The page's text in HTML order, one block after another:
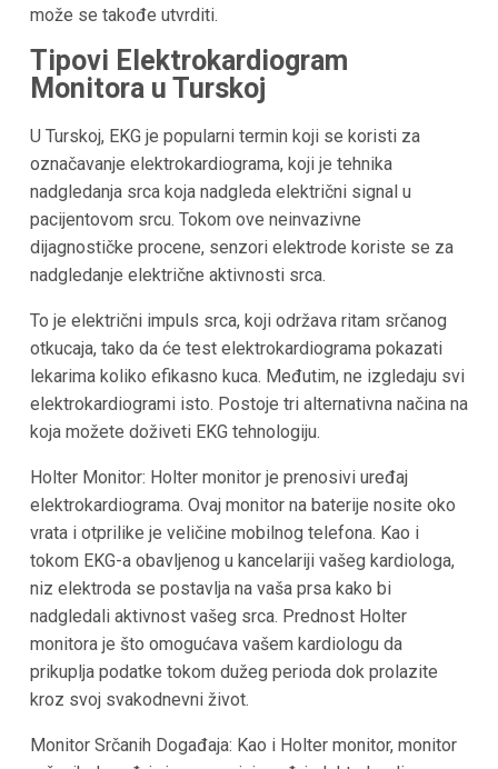
može se takođe utvrditi.
Tipovi Elektrokardiogram
Monitora u Turskoj
U Turskoj, EKG je popularni termin koji se koristi za
označavanje elektrokardiograma, koji je tehnika
nadgledanja srca koja nadgleda električni signal u
pacijentovom srcu. Tokom ove neinvazivne
dijagnostičke procene, senzori elektrode koriste se za
nadgledanje električne aktivnosti srca.
To je električni impuls srca, koji održava ritam srčanog
otkucaja, tako da će test elektrokardiograma pokazati
lekarima koliko efikasno kuca. Međutim, ne izgledaju svi
elektrokardiogrami isto. Postoje tri alternativna načina na
koja možete doživeti EKG tehnologiju.
Holter Monitor: Holter monitor je prenosivi uređaj
elektrokardiograma. Ovaj monitor na baterije nosite oko
vrata i otprilike je veličine mobilnog telefona. Kao i
tokom EKG-a obavljenog u kancelariji vašeg kardiologa,
niz elektroda se postavlja na vaša prsa kako bi
nadgledali aktivnost vašeg srca. Prednost Holter
monitora je što omogućava vašem kardiologu da
prikuplja podatke tokom dužeg perioda dok prolazite
kroz svoj svakodnevni život.
Monitor Srčanih Događaja: Kao i Holter monitor, monitor